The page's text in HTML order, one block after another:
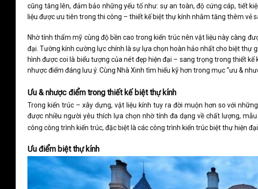
cũng tăng lên, đảm bảo những yếu tố như: sự an toàn, độ cứng cáp, tiết
liệu được ưu tiên trong thi công – thiết kế biệt thự kính nhằm tăng thêm vẻ
Nhờ tính thẩm mỹ cùng độ bền cao trong kiến trúc nên vật liệu này càng
đại. Tường kính cường lực chính là sự lựa chọn hoàn hảo nhất cho biệt thự
hình được coi là biểu tượng của nét đẹp hiện đại – sang trọng trong thiết
nhược điểm đáng lưu ý. Cùng Nhà Xinh tìm hiểu kỹ hơn trong mục “ưu &
Ưu & nhược điểm trong thiết kế biệt thự kính
Trong kiến trúc – xây dựng, vật liệu kính tuy ra đời muộn hơn so với
được nhiều người yêu thích lựa chọn nhờ tính đa dạng về chất lượng,
công công trình kiến trúc, đặc biệt là các công trình kiến trúc biệt thự hiện
Ưu điểm biệt thự kính